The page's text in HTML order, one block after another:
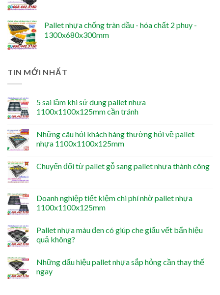
Pallet nhựa chống tràn dầu - hóa chất 2 phuy -
1300x680x300mm
TIN MỚI NHẤT
5 sai lầm khi sử dụng pallet nhựa
1100x1100x125mm cần tránh
Những câu hỏi khách hàng thường hỏi về pallet
nhựa 1100x1100x125mm
Chuyển đổi từ pallet gỗ sang pallet nhựa thành công
Doanh nghiệp tiết kiệm chi phí nhờ pallet nhựa
1100x1100x125mm
Pallet nhựa màu đen có giúp che giấu vết bẩn hiệu
quả không?
Những dấu hiệu pallet nhựa sắp hỏng cần thay thế
ngay